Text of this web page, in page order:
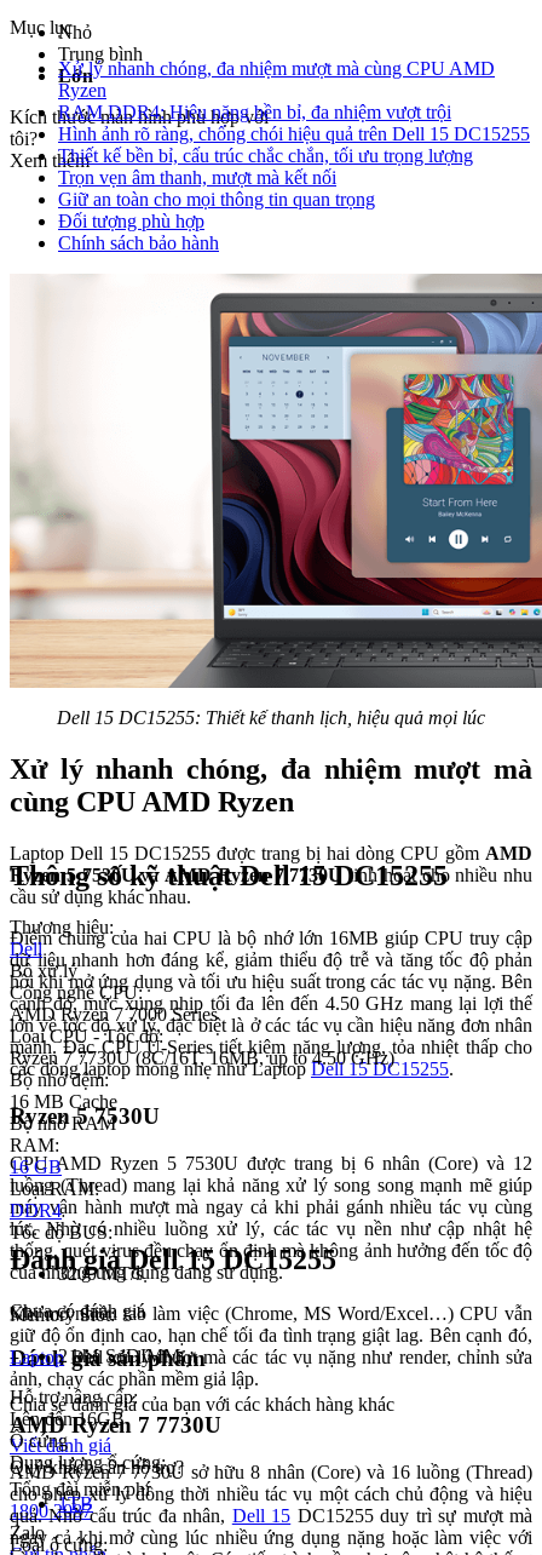
Nhỏ
Trung bình
Lớn
Kích thước màn hình phù hợp với
tôi?
Xem thêm
Mục lục
Xử lý nhanh chóng, đa nhiệm mượt mà cùng CPU AMD
Ryzen
RAM DDR4: Hiệu năng bền bỉ, đa nhiệm vượt trội
Hình ảnh rõ ràng, chống chói hiệu quả trên Dell 15 DC15255
Thiết kế bền bỉ, cấu trúc chắc chắn, tối ưu trọng lượng
Trọn vẹn âm thanh, mượt mà kết nối
Giữ an toàn cho mọi thông tin quan trọng
Đối tượng phù hợp
Chính sách bảo hành
Dell 15 DC15255: Thiết kế thanh lịch, hiệu quả mọi lúc
Xử lý nhanh chóng, đa nhiệm mượt mà
cùng CPU AMD Ryzen
Laptop Dell 15 DC15255 được trang bị hai dòng CPU gồm AMD
Ryzen 5 7530Uvà AMD Ryzen 7 7730Ulinh hoạt cho nhiều nhu
cầu sử dụng khác nhau.
Điểm chung của hai CPU là bộ nhớ lớn 16MB giúp CPU truy cập
dữ liệu nhanh hơn đáng kể, giảm thiểu độ trễ và tăng tốc độ phản
hồi khi mở ứng dụng và tối ưu hiệu suất trong các tác vụ nặng. Bên
cạnh đó, mức xung nhịp tối đa lên đến 4.50 GHz mang lại lợi thế
lớn về tốc độ xử lý, đặc biệt là ở các tác vụ cần hiệu năng đơn nhân
mạnh. Đặc CPU U-Series tiết kiệm năng lượng, tỏa nhiệt thấp cho
các dòng laptop mỏng nhẹ như LaptopDell 15 DC15255.
Ryzen 5 7530U
CPU AMD Ryzen 5 7530U được trang bị 6 nhân (Core) và 12
luồng (Thread) mang lại khả năng xử lý song song mạnh mẽ giúp
máy vận hành mượt mà ngay cả khi phải gánh nhiều tác vụ cùng
lúc. Nhờ có nhiều luồng xử lý, các tác vụ nền như cập nhật hệ
thống, quét virus đều chạy ổn định mà không ảnh hưởng đến tốc độ
của những ứng dụng đang sử dụng.
Khi mở nhiều tab làm việc (Chrome, MS Word/Excel…) CPU vẫn
giữ độ ổn định cao, hạn chế tối đa tình trạng giật lag. Bên cạnh đó,
LaptopDell xử lý mượt mà các tác vụ nặng như render, chỉnh sửa
ảnh, chạy các phần mềm giả lập.
AMD Ryzen 7 7730U
AMD Ryzen 7 7730U sở hữu 8 nhân (Core) và 16 luồng (Thread)
cho phép xử lý đồng thời nhiều tác vụ một cách chủ động và hiệu
quả. Nhờ cấu trúc đa nhân, Dell 15 DC15255 duy trì sự mượt mà
ngay cả khi mở cùng lúc nhiều ứng dụng nặng hoặc làm việc với
Thông số kỹ thuật Dell 15 DC15255
Thương hiệu:
Dell
Bộ xử lý
Công nghệ CPU:
AMD Ryzen 7 7000 Series
Loại CPU - Tốc độ:
Ryzen 7 7730U (8C/16T, 16MB, up to 4.50 GHz)
Bộ nhớ đệm:
16 MB Cache
Bộ nhớ RAM
RAM:
16 GB
Loại RAM:
DDR4
Tốc độ BUS:
3200 MT/s
Memory Slot:
2 khe SoDIMM
Hỗ trợ nâng cấp:
Lên đến 16GB
Ổ cứng
Dung lượng ổ cứng:
1TB
Loại ổ cứng:
Đánh giá Dell 15 DC15255
Chưa có đánh giá
Đánh giá sản phẩm
Chia sẻ đánh giá của bạn với các khách hàng khác
Viết đánh giá
Quý khách cần hỗ trợ?
Tổng đài miễn phí
1800 2087
Zalo